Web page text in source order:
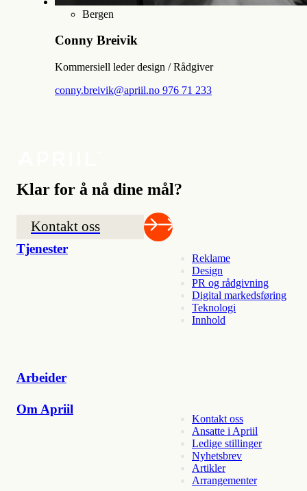
Bergen
Conny Breivik
Kommersiell leder design / Rådgiver
conny.breivik@apriil.no 976 71 233
Klar for å nå dine mål?
Kontakt oss
Tjenester
Reklame
Design
PR og rådgivning
Digital markedsføring
Teknologi
Innhold
Arbeider
Om Apriil
Kontakt oss
Ansatte i Apriil
Ledige stillinger
Nyhetsbrev
Artikler
Arrangementer